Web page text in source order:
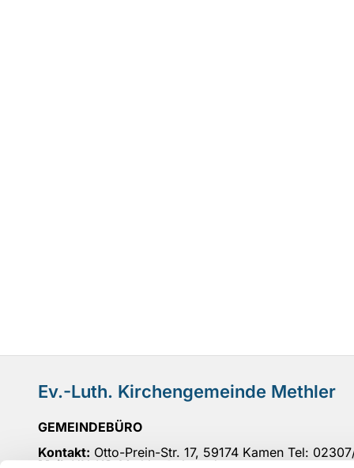
Ev.-Luth. Kirchengemeinde Methler
GEMEINDEBÜRO
Kontakt: Otto-Prein-Str. 17, 59174 Kamen Tel:
Mail: UN-KG-Methler@ekvw.de